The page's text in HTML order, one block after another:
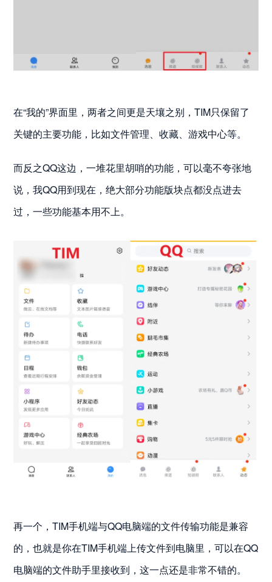
在“我的”界面里，两者之间更是天壤之别，TIM只保留了
关键的主要功能，比如文件管理、收藏、游戏中心等。
而反之QQ这边，一堆花里胡哨的功能，可以毫不夸张地
说，我QQ用到现在，绝大部分功能版块点都没点进去
过，一些功能基本用不上。
再一个，TIM手机端与QQ电脑端的文件传输功能是兼容
的，也就是你在TIM手机端上传文件到电脑里，可以在QQ
电脑端的文件助手里接收到，这一点还是非常不错的。